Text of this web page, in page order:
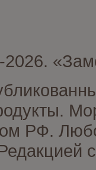
2026.
РФ.